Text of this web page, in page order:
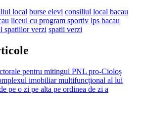
local burse elevi consiliul local bacau
liceul cu program sportiv lps bacau
spatiilor verzi spatii verzi
pentru mitingul PNL pro-Cioloș
imobiliar multifuncțional al lui
pe o zi pe alta pe ordinea de zi a